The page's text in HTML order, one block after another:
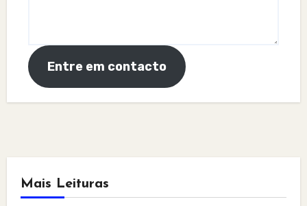
Entre em contacto
Mais Leituras